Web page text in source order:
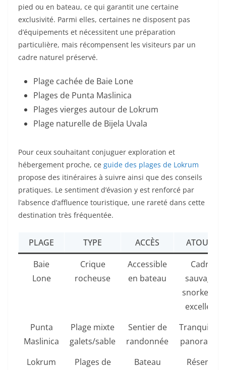
pied ou en bateau, ce qui garantit une certaine
exclusivité. Parmi elles, certaines ne disposent pas
d’équipements et nécessitent une préparation
particulière, mais récompensent les visiteurs par un
cadre naturel préservé.
Plage cachée de Baie Lone
Plages de Punta Maslinica
Plages vierges autour de Lokrum
Plage naturelle de Bijela Uvala
Pour ceux souhaitant conjuguer exploration et
hébergement proche, ce guide des plages de Lokrum
propose des itinéraires à suivre ainsi que des conseils
pratiques. Le sentiment d’évasion y est renforcé par
l’absence d’affluence touristique, une rareté dans cette
destination très fréquentée.
PLAGE TYPE ACCÈS
ATOUTS
Baie
Lone
Crique
rocheuse
Accessible
en bateau
Cadre
sauvage,
snorkeling
excellent
Punta
Maslinica
Plage mixte
galets/sable
Sentier de
randonnée
Tranquillité,
panoramas
Lokrum
Plages de
Bateau
Réserve